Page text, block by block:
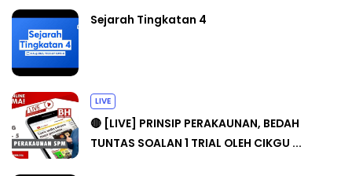
Sejarah Tingkatan 4
LIVE
🔴 [LIVE] PRINSIP PERAKAUNAN, BEDAH
TUNTAS SOALAN 1 TRIAL OLEH CIKGU ...